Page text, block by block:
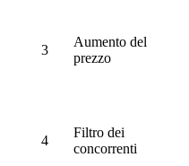
3
Aumento del
prezzo
4
Filtro dei
concorrenti